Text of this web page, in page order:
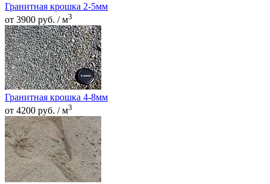
Гранитная крошка 2-5мм
от 3900 руб. / м3
Гранитная крошка 4-8мм
от 4200 руб. / м3